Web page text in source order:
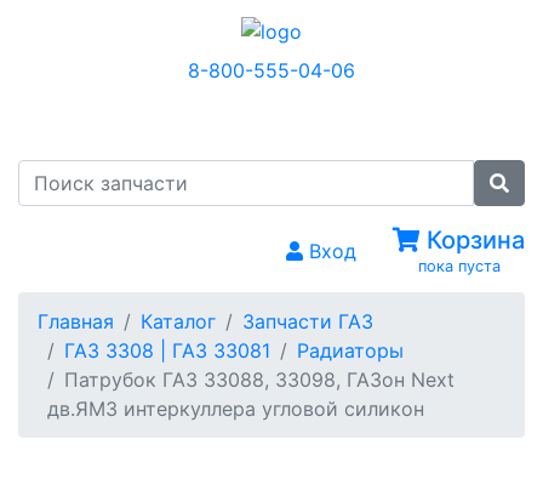
8-800-555-04-06
Вход Корзина
пока пуста
Главная Каталог
Запчасти ГАЗ
ГАЗ 3308 | ГАЗ 33081
Радиаторы
Патрубок ГАЗ 33088, 33098, ГАЗон Next
дв.ЯМЗ интеркуллера угловой силикон